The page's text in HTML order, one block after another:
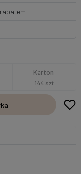
Karton
144 szt